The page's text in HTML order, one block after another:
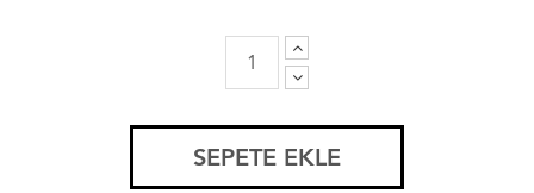
SEPETE EKLE